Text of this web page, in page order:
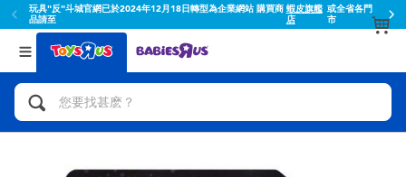
玩具"反"斗城官網已於2024年12月18日轉型為企業網站 購買商
品請至
蝦皮旗艦
店
或全省各門
市
返回
分類目錄
人氣英雄,角色扮演,射擊玩具
返回
品牌
Toy Story玩具總動員